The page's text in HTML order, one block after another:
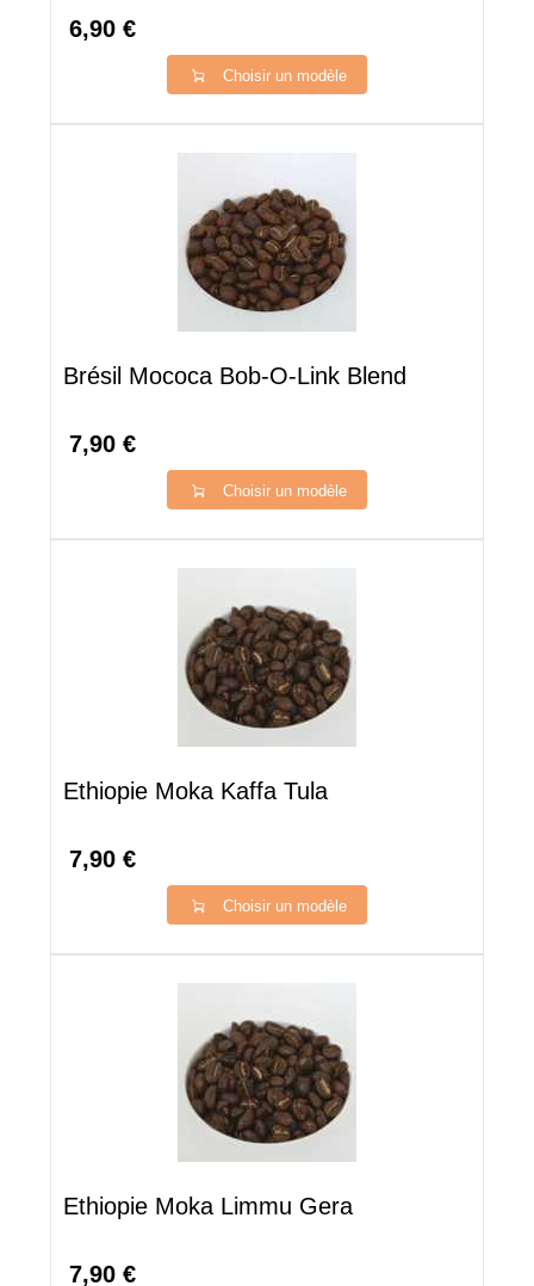
6,90 €
Choisir un modèle
Brésil Mococa Bob-O-Link Blend
7,90 €
Choisir un modèle
Ethiopie Moka Kaffa Tula
7,90 €
Choisir un modèle
Ethiopie Moka Limmu Gera
7,90 €